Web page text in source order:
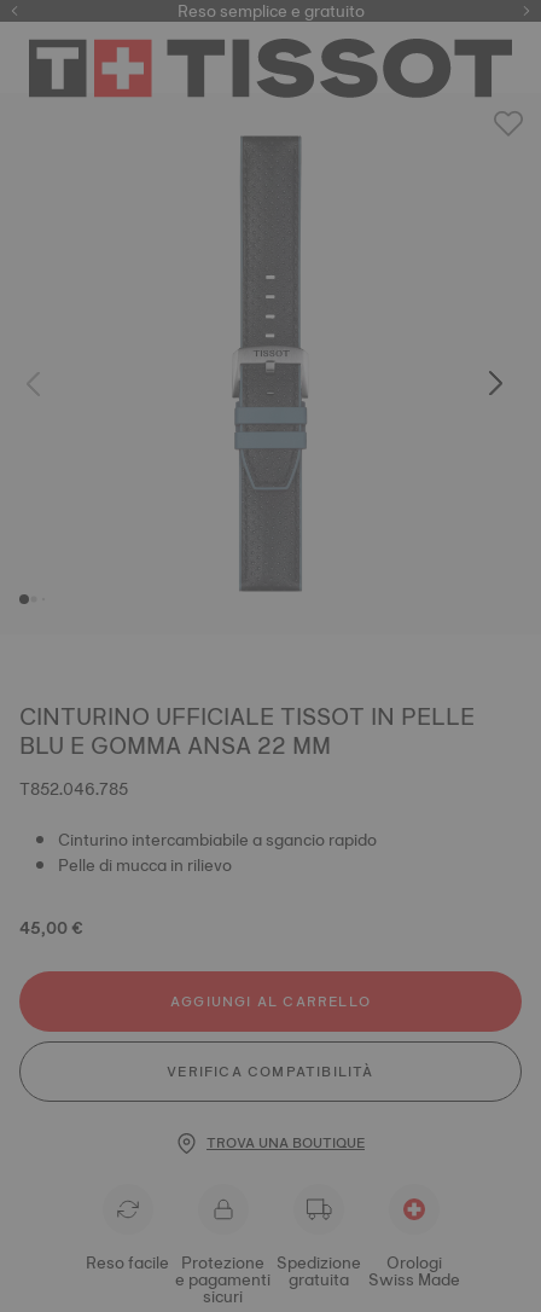
Reso semplice e gratuito
CINTURINO UFFICIALE TISSOT IN PELLE
BLU E GOMMA ANSA 22 MM
T852.046.785
Cinturino intercambiabile a sgancio rapido
Pelle di mucca in rilievo
45,00 €
AGGIUNGI AL CARRELLO
VERIFICA COMPATIBILITÀ
TROVA UNA BOUTIQUE
Reso facile Protezione
e pagamenti
sicuri
Spedizione
gratuita
Orologi
Swiss Made